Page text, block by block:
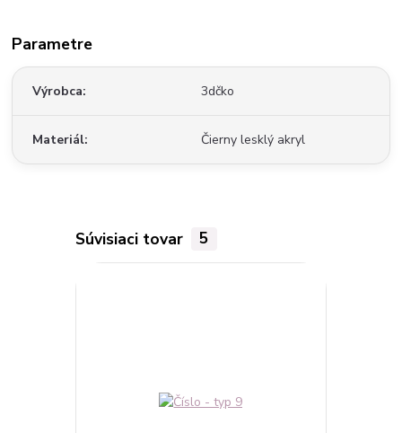
Parametre
Výrobca 3dčko
Materiál Čierny lesklý akryl
Súvisiaci tovar 5